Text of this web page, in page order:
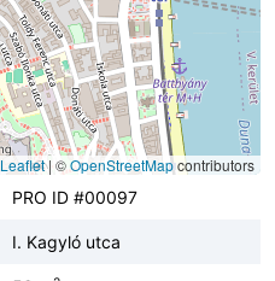
Leaflet | ©OpenStreetMapcontributors
PRO ID #00097
I. Kagyló utca